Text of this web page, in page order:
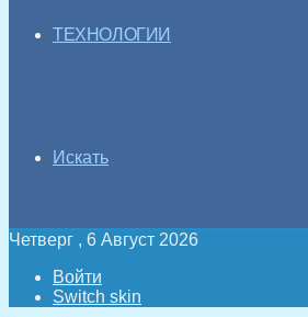
ТЕХНОЛОГИИ
Искать
Четверг , 6 Август 2026
Войти
Switch skin